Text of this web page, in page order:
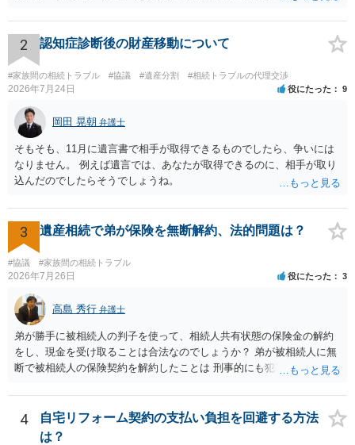
です。 ただ、弁護士に払う手数料とは別に戸籍の用意に一定の実費が
かかることになりますので、その費用も支払うべきものとして頭に置
いておいてください。 話を元に戻して、弁護士に対する手数料です
が、旦那様の収入や財産にもよりますが、法テラスに御連絡なさって
弁護士との相談を予約して受任してもらうのが一番安上がりでしょ
う。数万円でやってくれるはずです。 ただ、法テラスは予約が取りづ
らい（希望者が多く予約できてもしばらく先になる）ようですので、
比較的短い熟慮期間のことを考えると、来週早々すぐにでも御連絡す
る方が良いでしょう。 もし法テラスが御利用になれない、あるいは時
間がない等であれば、相続を取扱分野としている弁護士を適宜探し
（WEB等で）、問い合わせてみることです。相続を扱う弁護士でも相
見積もりをとって）、一番安いところでやってもらうことに決めれ
ば、キューちゃんママさんの御希望をかなえることができるのではな
いでしょうか。 あるいは相続放棄であれば御自分でできなくもないと
は思います。その場合、かかるのは戸籍等の取得費用と印紙代だけと
なります。家庭裁判所のサイトから用紙を取得すると共に必要な書類
を確認し、印紙と共に家庭裁判所に提出して相続放棄申述受理通知書
を待つという流れになります。
2 認知症診断後の財産移動について
#家族間の相続トラブル #協議 #遺産分割 #相続トラブルの代理交渉
2026年7月24日 役にたった 9
岡田 晃朝 弁護士
そもそも、11月に遺言書で相手が取得できるものでしたら、争いには
なりません。 例えば遺言では、あなたが取得できるのに、相手が取り
込んだのでしたらそうでしょうね。
3 遺産相続で弟が保険を無断解約、法的問題は？
#協議 #家族間の相続トラブル
2026年7月26日 役にたった 3
高島 秀行 弁護士
弟が勝手に被相続人の判子を使って、相続人共有状態の保険金の解約
をし、現金を受け取ることは合法なのでしょうか？ 弟が被相続人に無
断で被相続人の保険契約を解約したことは 刑事的にも犯罪となる可能
された書類のコピーを取得して、弁護士に面談で詳しい事情を話して
相談 されたら良いと思います。
4
自宅リフォーム契約の支払い負担を回避する方法
は？